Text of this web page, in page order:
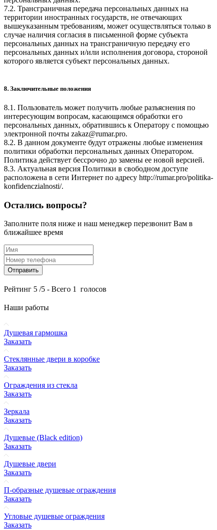
7.2. Трансграничная передача персональных данных на
территории иностранных государств, не отвечающих
вышеуказанным требованиям, может осуществляться только в
случае наличия согласия в письменной форме субъекта
персональных данных на трансграничную передачу его
персональных данных и/или исполнения договора, стороной
которого является субъект персональных данных.
8. Заключительные положения
8.1. Пользователь может получить любые разъяснения по
интересующим вопросам, касающимся обработки его
персональных данных, обратившись к Оператору с помощью
электронной почты zakaz@rumar.pro.
8.2. В данном документе будут отражены любые изменения
политики обработки персональных данных Оператором.
Политика действует бессрочно до замены ее новой версией.
8.3. Актуальная версия Политики в свободном доступе
расположена в сети Интернет по адресу http://rumar.pro/politika-
konfidenczialnosti/.
Остались вопросы?
Заполните поля ниже и наш менеджер перезвонит Вам в
ближайшее время
Отправить
Рейтинг 5 /5 - Всего 1 голосов
Наши работы
Душевая гармошка
Заказать
Стеклянные двери в коробке
Заказать
Ограждения из стекла
Заказать
Зеркала
Заказать
Душевые (Black edition)
Заказать
Душевые двери
Заказать
П-образные душевые ограждения
Заказать
Угловые душевые ограждения
Заказать